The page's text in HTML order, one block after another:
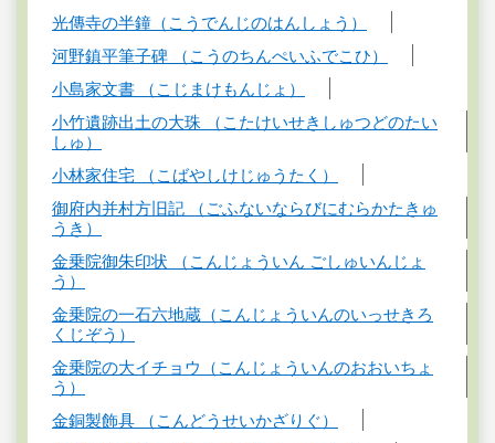
光傳寺の半鐘（こうでんじのはんしょう）
河野鎮平筆子碑 （こうのちんぺいふでこひ）
小島家文書 （こじまけもんじょ）
小竹遺跡出土の大珠 （こたけいせきしゅつどのたい
しゅ）
小林家住宅 （こばやしけじゅうたく）
御府内并村方旧記 （ごふないならびにむらかたきゅ
うき）
金乗院御朱印状 （こんじょういん ごしゅいんじょ
う）
金乗院の一石六地蔵（こんじょういんのいっせきろ
くじぞう）
金乗院の大イチョウ（こんじょういんのおおいちょ
う）
金銅製飾具 （こんどうせいかざりぐ）